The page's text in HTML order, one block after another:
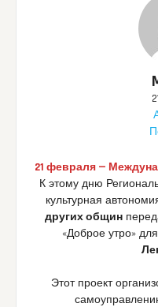
21 февраля —
К этому дню
культурная
других общин
«Доброе утро»
Этот проект